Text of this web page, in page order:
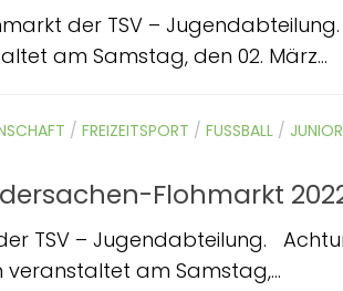
der TSV –
am Samstag, den 02. März...
/ FREIZEITSPORT / FUSSBALL /
Flohmarkt
TSV – Jugendabteilung.
veranstaltet am Samstag,...